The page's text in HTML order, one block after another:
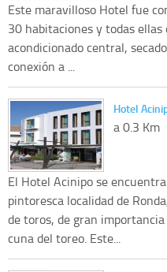
Este maravilloso Hotel fue
30 habitaciones y todas ellas
acondicionado central,
conexión a ...
Hotel
a 0.3 Km
El Hotel Acinipo se
pintoresca localidad de
de toros, de gran
cuna del toreo. Este...